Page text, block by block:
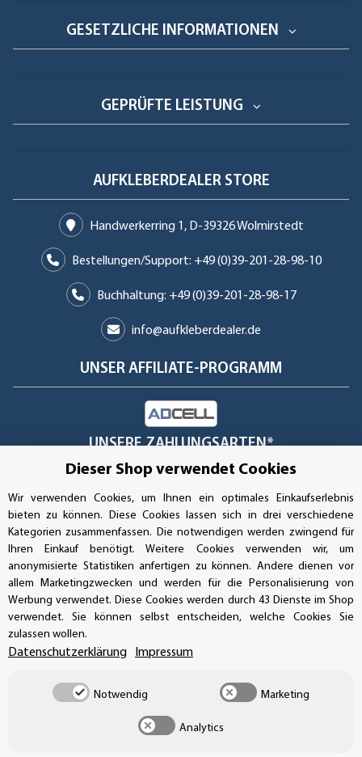
GESETZLICHE INFORMATIONEN
GEPRÜFTE LEISTUNG
AUFKLEBERDEALER STORE
Handwerkerring 1, D-39326 Wolmirstedt
Bestellungen/Support: +49 (0)39-201-28-98-10
Buchhaltung: +49 (0)39-201-28-98-17
info@aufkleberdealer.de
UNSER AFFILIATE-PROGRAMM
UNSERE ZAHLUNGSARTEN*
SSL-Verschlüsselung
UNSER VERSANDDIENSTLEISTER
Dieser Shop verwendet Cookies
Wir verwenden Cookies, um Ihnen ein optimales Einkaufserlebnis
bieten zu können. Diese Cookies lassen sich in drei verschiedene
Kategorien zusammenfassen. Die notwendigen werden zwingend für
Ihren Einkauf benötigt. Weitere Cookies verwenden wir, um
anonymisierte Statistiken anfertigen zu können. Andere dienen vor
allem Marketingzwecken und werden für die Personalisierung von
Werbung verwendet. Diese Cookies werden durch 43 Dienste im Shop
verwendet. Sie können selbst entscheiden, welche Cookies Sie
zulassen wollen.
Datenschutzerklärung Impressum
Notwendig Marketing
Analytics